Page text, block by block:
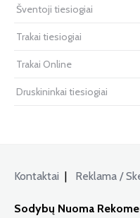
Šventoji tiesiogiai
Trakai tiesiogiai
Trakai Online
Druskininkai tiesiogiai
Kontaktai | Reklama /
Sodybų Nuoma